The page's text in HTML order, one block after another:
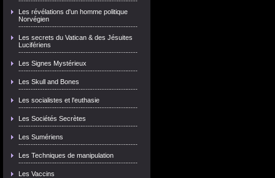
Les révélations d'un homme politique
Norvégien
Les secrets du Vatican & des Jésuites
Lucifériens
Les Signes Mystérieux
Les Skull and Bones
Les socialistes et l'euthasie
Les Sociétés Secrètes
Les Sumériens
Les Techniques de manipulation
Les Vaccins